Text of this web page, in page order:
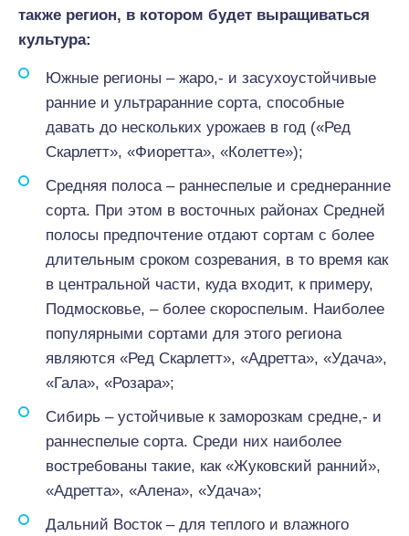
также регион, в котором будет выращиваться
культура:
Южные регионы – жаро,- и засухоустойчивые
ранние и ультраранние сорта, способные
давать до нескольких урожаев в год («Ред
Скарлетт», «Фиоретта», «Колетте»);
Средняя полоса – раннеспелые и среднеранние
сорта. При этом в восточных районах Средней
полосы предпочтение отдают сортам с более
длительным сроком созревания, в то время как
в центральной части, куда входит, к примеру,
Подмосковье, – более скороспелым. Наиболее
популярными сортами для этого региона
являются «Ред Скарлетт», «Адретта», «Удача»,
«Гала», «Розара»;
Сибирь – устойчивые к заморозкам средне,- и
раннеспелые сорта. Среди них наиболее
востребованы такие, как «Жуковский ранний»,
«Адретта», «Алена», «Удача»;
Дальний Восток – для теплого и влажного